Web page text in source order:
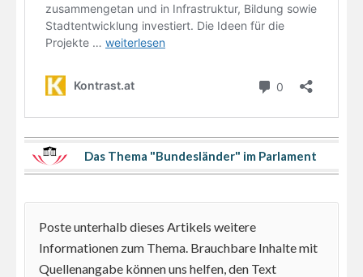
Das Thema "Bundesländer" im Parlament
Poste unterhalb dieses Artikels weitere
Informationen zum Thema. Brauchbare Inhalte mit
Quellenangabe können uns helfen, den Text